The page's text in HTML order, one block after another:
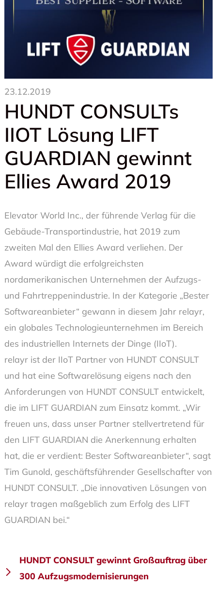
23.12.2019
HUNDT CONSULTs
IIOT Lösung LIFT
GUARDIAN gewinnt
Ellies Award 2019
Elevator World Inc., der führende Verlag für die
Gebäude-Transportindustrie, hat 2019 zum
zweiten Mal den Ellies Award verliehen. Der
Award würdigt die erfolgreichsten
nordamerikanischen Unternehmen der Aufzugs-
und Fahrtreppenindustrie. In der Kategorie „Bester
Softwareanbieter“ gewann in diesem Jahr relayr​,
ein globales Technologieunternehmen im Bereich
des industriellen Internets der Dinge (IIoT).
relayr ist der IIoT Partner von HUNDT CONSULT
und hat eine Softwarelösung eigens nach den
Anforderungen von HUNDT CONSULT entwickelt,
die im LIFT GUARDIAN zum Einsatz kommt. „Wir
freuen uns, dass unser Partner stellvertretend für
den LIFT GUARDIAN die Anerkennung erhalten
hat, die er verdient: Bester Softwareanbieter“, sagt
Tim Gunold, geschäftsführender Gesellschafter von
HUNDT CONSULT. „Die innovativen Lösungen von
relayr tragen maßgeblich zum Erfolg des LIFT
GUARDIAN bei.“
Beitragsnavigation
HUNDT CONSULT gewinnt Großauftrag über
300 Aufzugsmodernisierungen